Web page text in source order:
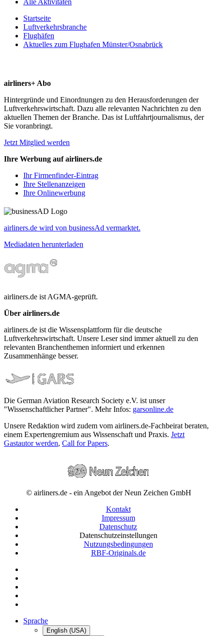
Startseite
Luftverkehrsbranche
Flughäfen
Aktuelles zum Flughafen Münster/Osnabrück
airliners+ Abo
Hintergründe und Einordnungen zu den Herausforderungen der
Luftverkehrswirtschaft. Dazu alle relevanten Nachrichten zu den
aktuellen Themen der Branche. Das ist Luftfahrtjournalismus, der
Sie voranbringt.
Jetzt Mitglied werden
Ihre Werbung auf airliners.de
Ihr Firmenfinder-Eintrag
Ihre Stellenanzeigen
Ihre Onlinewerbung
airliners.de wird von businessAd vermarktet.
Mediadaten herunterladen
airliners.de ist AGMA-geprüft.
Über airliners.de
airliners.de ist die Wissensplattform für die deutsche
Luftverkehrswirtschaft. Unsere Leser sind immer aktuell zu den
relevanten Branchenthemen informiert und erkennen
Zusammenhänge besser.
Die German Aviation Research Society e.V. ist unser
"Wissenschaftlicher Partner". Mehr Infos: garsonline.de
Unsere Redaktion wird zudem vom airliners.de-Fachbeirat beraten,
einem Expertengremium aus Wissenschaft und Praxis. Jetzt
Gastautor werden, Call for Papers.
© airliners.de - ein Angebot der Neun Zeichen GmbH
Kontakt
Impressum
Datenschutz
Datenschutzeinstellungen
Nutzungsbedingungen
RBF-Originals.de
Sprache
English (USA)